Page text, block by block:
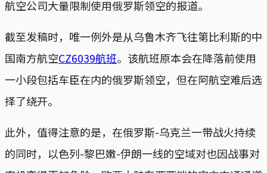
航空公司大量限制使用俄罗斯领空的报道。
截至发稿时，唯一例外是从乌鲁木齐飞往第比利斯的中
国南方航空CZ6039航班。该航班原本会在降落前使用
一小段包括车臣在内的俄罗斯领空，但在阿航空难后选
择了绕开。
此外，值得注意的是，在俄罗斯-乌克兰一带战火持续
的同时，以色列-黎巴嫩-伊朗一线的空域对也因战事对